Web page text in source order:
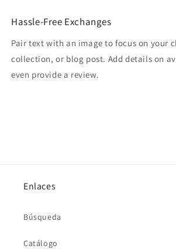
Hassle-Free Exchanges
Pair text with an image to focus on your
collection, or blog post. Add details on
even provide a review.
Enlaces
Búsqueda
Catálogo